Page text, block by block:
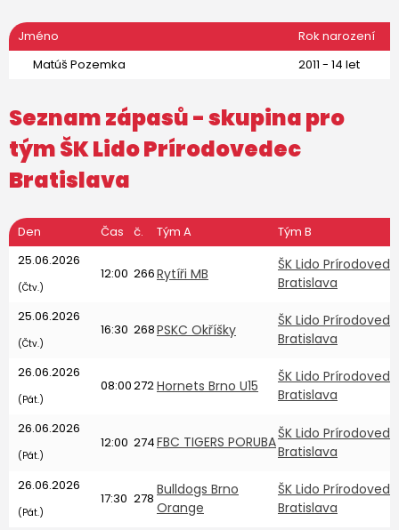
Jméno
Rok narození
Matúš Pozemka
2011 - 14 let
Seznam zápasů - skupina pro
týmŠK Lido Prírodovedec
Bratislava
Den Čas č. Tým A
Tým B
25.06.2026
(Čtv.)
12:00 266Rytíři MB
ŠK Lido
Bratislava
25.06.2026
(Čtv.)
16:30 268PSKC Okříšky
ŠK Lido
Bratislava
26.06.2026
(Pát.)
08:00272Hornets Brno U15
ŠK Lido
Bratislava
26.06.2026
(Pát.)
12:00 274FBC TIGERS PORUBAŠK Lido
Bratislava
26.06.2026
(Pát.)
17:30 278
Bulldogs Brno
Orange
ŠK Lido
Bratislava